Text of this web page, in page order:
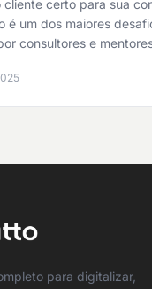
cliente certo para sua
é um dos maiores
consultores e
para digitalizar,